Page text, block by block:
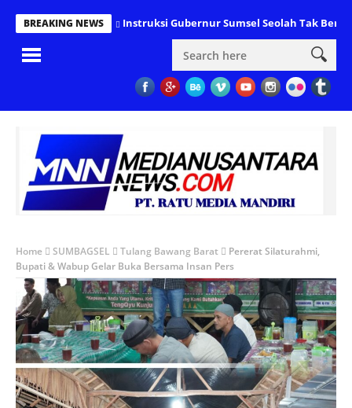
BREAKING NEWS Instruksi Gubernur Sumsel Seolah Tak
Home SUMBAGSEL Tulang Bawang Barat
Pererat Silaturahmi,
Bupati & Wabup Gelar Buka Bersama Insan Pers